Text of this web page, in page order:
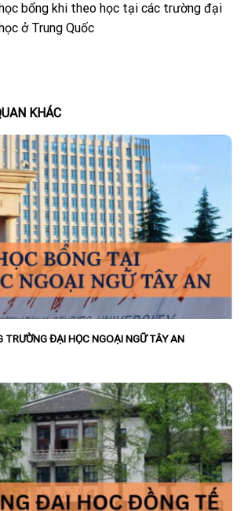
học bổng khi theo học tại các trường đại
học ở Trung Quốc
KHÁC
TRƯỜNG ĐẠI HỌC NGOẠI NGỮ TÂY AN